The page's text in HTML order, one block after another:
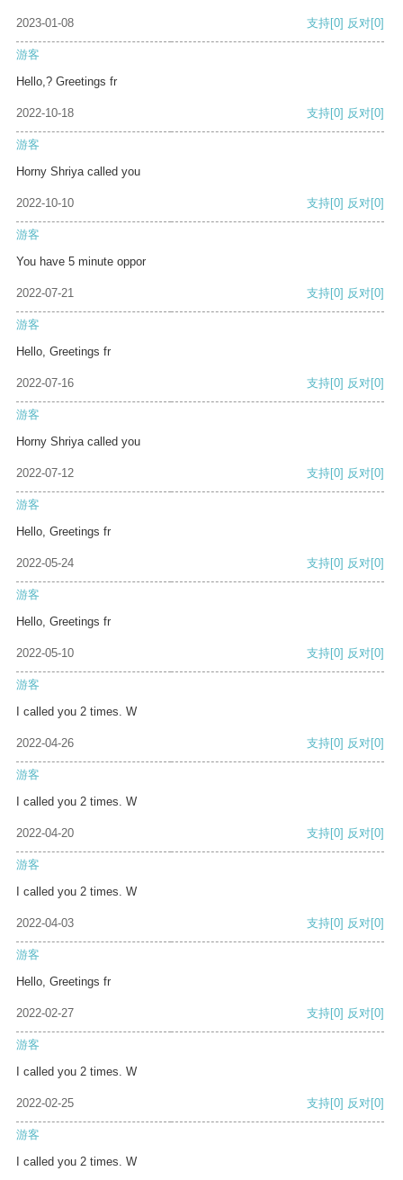
2023-01-08 支持[0] 反对[0]
游客
Hello,? Greetings fr
2022-10-18 支持[0] 反对[0]
游客
Horny Shriya called you
2022-10-10 支持[0] 反对[0]
游客
You have 5 minute oppor
2022-07-21 支持[0] 反对[0]
游客
Hello, Greetings fr
2022-07-16 支持[0] 反对[0]
游客
Horny Shriya called you
2022-07-12 支持[0] 反对[0]
游客
Hello, Greetings fr
2022-05-24 支持[0] 反对[0]
游客
Hello, Greetings fr
2022-05-10 支持[0] 反对[0]
游客
I called you 2 times. W
2022-04-26 支持[0] 反对[0]
游客
I called you 2 times. W
2022-04-20 支持[0] 反对[0]
游客
I called you 2 times. W
2022-04-03 支持[0] 反对[0]
游客
Hello, Greetings fr
2022-02-27 支持[0] 反对[0]
游客
I called you 2 times. W
2022-02-25 支持[0] 反对[0]
游客
I called you 2 times. W